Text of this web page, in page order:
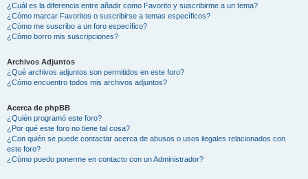
¿Cuál es la diferencia entre añadir como Favorito y suscribirme a un tema?
¿Cómo marcar Favoritos o suscribirse a temas específicos?
¿Cómo me suscribo a un foro específico?
¿Cómo borro mis suscripciones?
Archivos Adjuntos
¿Qué archivos adjuntos son permitidos en este foro?
¿Cómo encuentro todos mis archivos adjuntos?
Acerca de phpBB
¿Quién programó este foro?
¿Por qué este foro no tiene tal cosa?
¿Con quién se puede contactar acerca de abusos o usos ilegales relacionados con
este foro?
¿Cómo puedo ponerme en contacto con un Administrador?